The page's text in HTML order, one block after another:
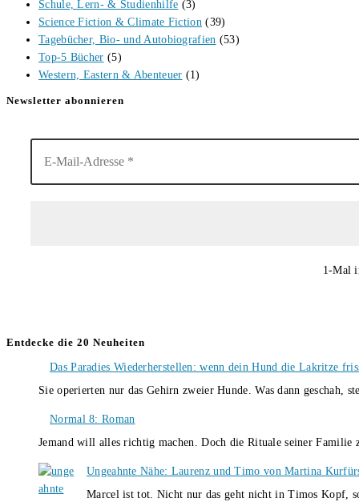
Schule, Lern- & Studienhilfe (3)
Science Fiction & Climate Fiction (39)
Tagebücher, Bio- und Autobiografien (53)
Top-5 Bücher (5)
Western, Eastern & Abenteuer (1)
Newsletter abonnieren
1-Mal
Entdecke die 20 Neuheiten
Das Paradies Wiederherstellen: wenn dein Hund die Lakritze
Sie operierten nur das Gehirn zweier Hunde. Was dann
Normal 8: Roman
Jemand will alles richtig machen. Doch die Rituale seiner
Ungeahnte Nähe: Laurenz und Timo von Martina
Marcel ist tot. Nicht nur das geht nicht in Timos Kopf,